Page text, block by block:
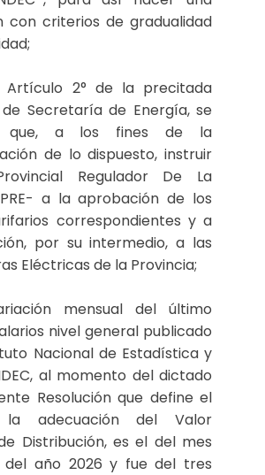
con criterios de gradualidad
2° de la precitada
de Secretaría de Energía, se
que, a los fines de la
de lo dispuesto, instruir
Regulador De La
a la aprobación de los
correspondientes y a
por su intermedio, a las
Eléctricas de la Provincia;
mensual del último
nivel general publicado
Nacional de Estadística y
al momento del dictado
Resolución que define el
adecuación del Valor
Distribución, es el del mes
del año 2026 y fue del tres